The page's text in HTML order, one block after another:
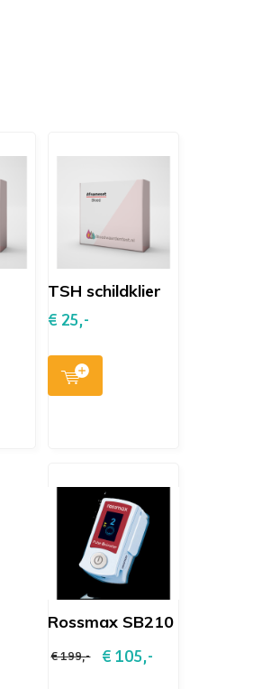
TSH schildklier
€ 25,-
Rossmax SB210
€ 199,- € 105,-